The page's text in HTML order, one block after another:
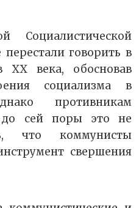
перестали говорить в
XX века, обосновав
социализма в
противникам
до сей поры это не
что коммунисты
свершения